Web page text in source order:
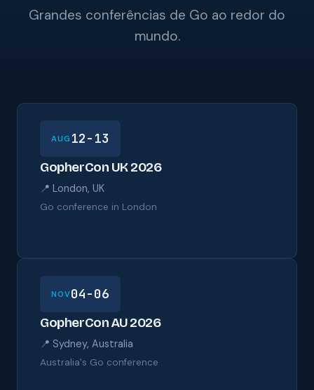
Grandes conferências de Go ao redor do
mundo.
AUG 12-13
GopherCon UK 2026
📍 London, UK
Go conference in London
NOV04-06
GopherCon AU 2026
📍 Sydney, Australia
Australia's Go conference